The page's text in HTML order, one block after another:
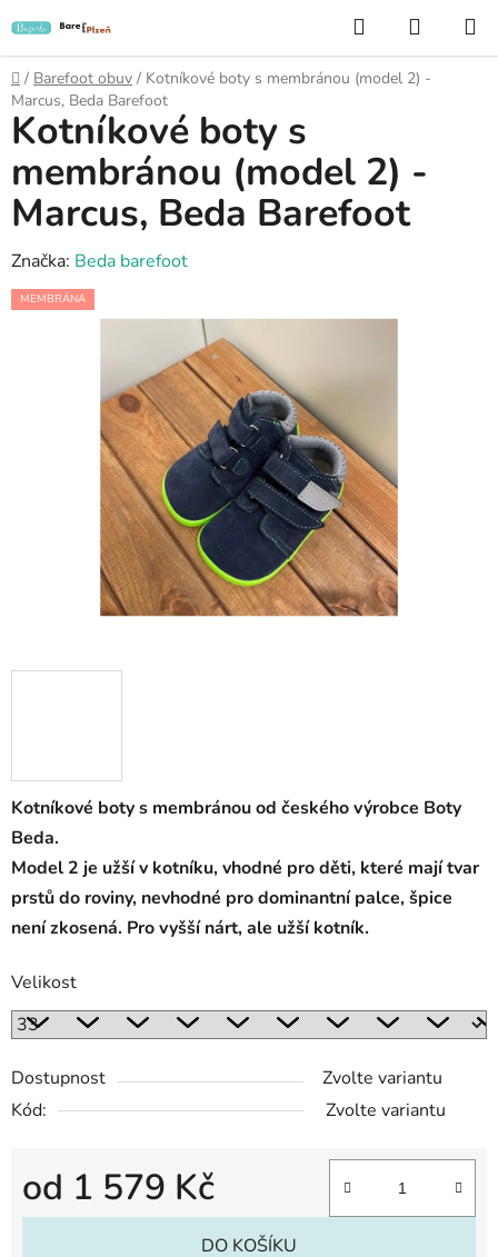
na
obsah
Hledat
KOŠÍK
Domů
/ Barefoot obuv / Kotníkové boty s membránou (model 2) -
Marcus, Beda Barefoot
Kotníkové boty s membránou od českého výrobce Boty
Beda.
Model 2 je užší v kotníku, vhodné pro děti, které mají tvar
prstů do roviny, nevhodné pro dominantní palce, špice
není zkosená. Pro vyšší nárt, ale užší kotník.
Velikost
Dostupnost
Zvolte variantu
Kód:
Zvolte variantu
od 1 579 Kč
Měrná cena:
DO KOŠÍKU
Kotníkové boty s
membránou (model 2) -
Marcus, Beda Barefoot
Značka: Beda barefoot
MEMBRÁNA